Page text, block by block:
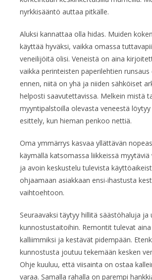
nyrkkisääntö auttaa pitkälle.
Aluksi kannattaa olla hidas. Muiden
käyttää hyväksi, vaikka omassa
veneilijöitä olisi. Veneistä on aina
vaikka perinteisten paperilehtien runsaus
ennen, niitä on yhä ja niiden sähköiset
helposti saavutettavissa. Melkein mistä
myyntipalstoilla olevasta veneestä
esittely, kun hieman penkoo nettiä.
Oma ymmärrys kasvaa yllättävän
käymällä katsomassa liikkeissä myytäviä
ja avoin keskustelu tulevista
ohjaamaan asiakkaan ensi-ihastusta
vaihtoehtoon.
Seuraavaksi täytyy hillitä säästöhaluja ja
kunnostustaitoihin. Remontit tulevat
kalliimmiksi ja kestävät pidempään.
kunnostusta joutuu tekemään kesken
Ohje kuuluu, että viisainta on ostaa
varaa. Samalla rahalla on parempi